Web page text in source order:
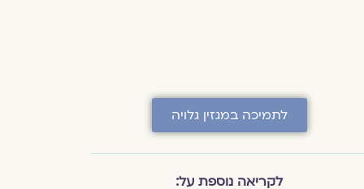
לתמיכה במגזין גלויה
לקריאה נוספת על: